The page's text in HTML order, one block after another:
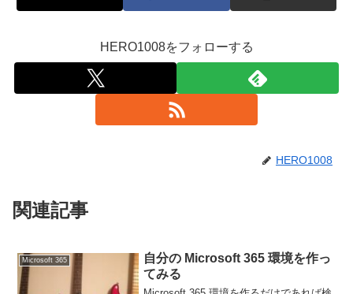
HERO1008をフォローする
HERO1008
関連記事
Microsoft 365
自分の Microsoft 365 環境を作っ
てみる